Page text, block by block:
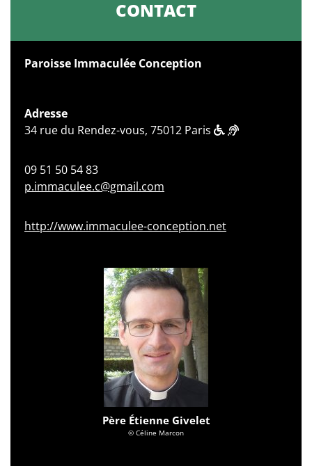
CONTACT
Paroisse Immaculée Conception
Adresse
34 rue du Rendez-vous, 75012 Paris
09 51 50 54 83
p.immaculee.c@gmail.com
http://www.immaculee-conception.net
Père Étienne Givelet
© Céline Marcon